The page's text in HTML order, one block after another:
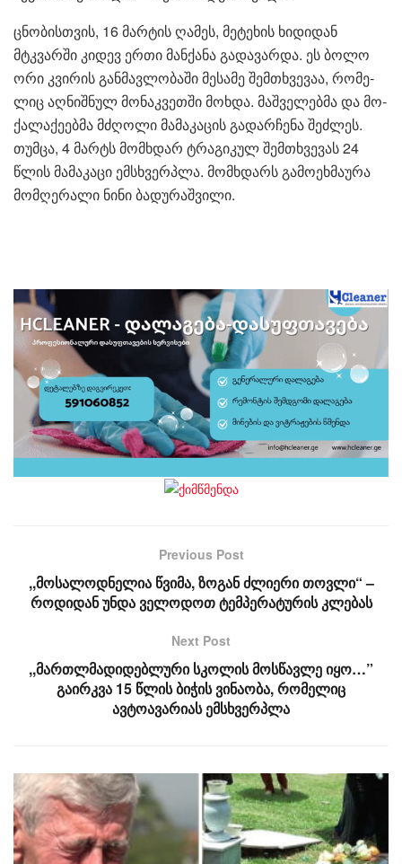
ცნობისთვის, 16 მარ­ტის ღა­მეს, მე­ტე­ხის ხი­დი­დან
მტკვარ­ში კი­დევ ერთი მან­ქა­ნა გა­და­ვარ­და. ეს ბოლო
ორი კვი­რის გან­მავ­ლო­ბა­ში მე­სა­მე შემ­თხვე­ვაა, რო­მე­
ლიც აღ­ნიშ­ნულ მო­ნაკ­ვეთ­ში მოხ­და. მაშ­ვე­ლებ­მა და მო­
ქა­ლა­ქე­ებ­მა მძღო­ლი მა­მა­კა­ცის გა­დარ­ჩე­ნა შეძ­ლეს.
თუმ­ცა, 4 მარტს მომ­ხდარ ტრა­გი­კულ შემ­თხვე­ვას 24
წლის მა­მა­კა­ცი ემსხვერ­პლა. მომ­ხდარს გამოეხმაურა
მომ­ღე­რა­ლი ნინი ბა­დუ­რაშ­ვი­ლი.
Previous Post
,,მოსალოდნელია წვიმა, ზოგან ძლიერი თოვლი“ –
როდიდან უნდა ველოდოთ ტემპერატურის კლებას
Next Post
,,მართლმადიდებლური სკოლის მოსწავლე იყო…”
გაირკვა 15 წლის ბიჭის ვინაობა, რომელიც
ავტოავარიას ემსხვერპლა